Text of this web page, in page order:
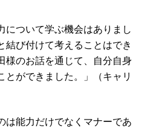
について学ぶ機会はありまし
結び付けて考えることはでき
様のお話を通じて、自分自身
とができました。」（キャリ
は能力だけでなくマナーであ